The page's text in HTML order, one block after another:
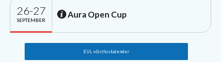
26-27
SEPTEMBER
Aura Open Cup
EUL võistluskalender